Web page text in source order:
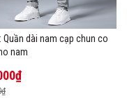
Quần dài nam cạp chun co
nam